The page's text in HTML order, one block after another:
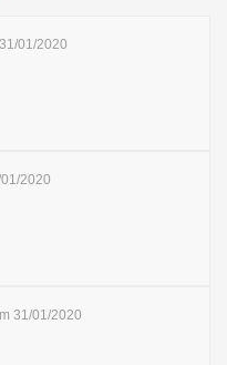
01/2020
2020
31/01/2020